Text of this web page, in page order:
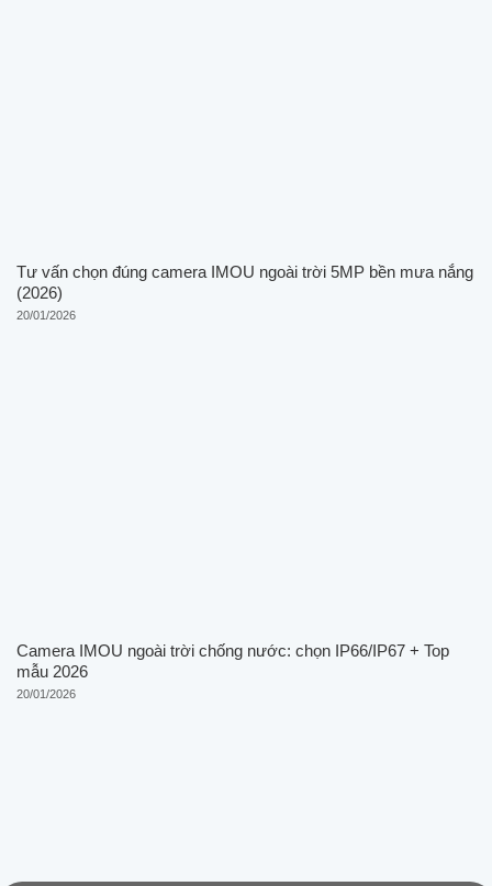
Tư vấn chọn đúng camera IMOU ngoài trời 5MP bền mưa nắng
(2026)
20/01/2026
Camera IMOU ngoài trời chống nước: chọn IP66/IP67 + Top
mẫu 2026
20/01/2026